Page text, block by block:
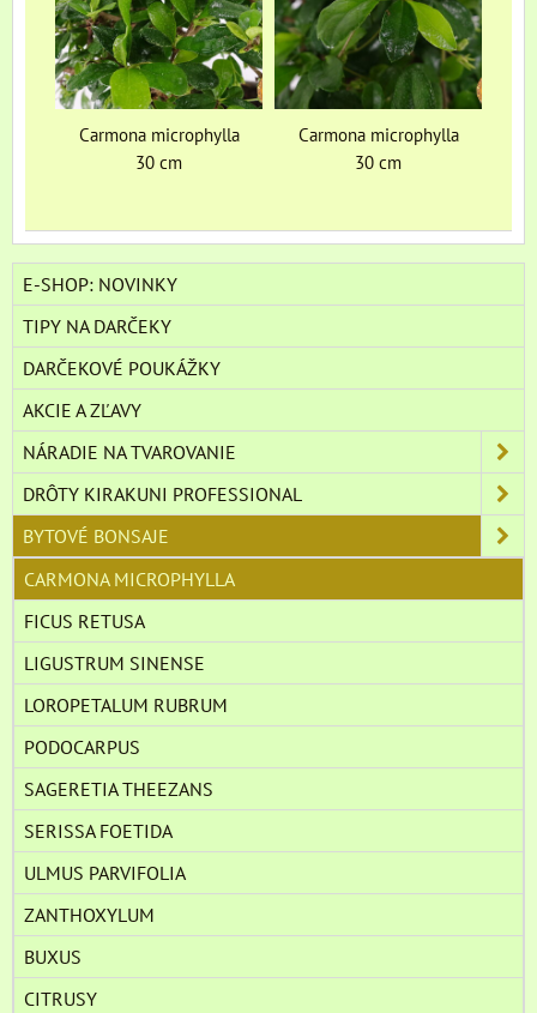
Carmona microphylla
30 cm
Carmona microphylla
30 cm
E-SHOP: NOVINKY
TIPY NA DARČEKY
DARČEKOVÉ POUKÁŽKY
AKCIE A ZĽAVY
NÁRADIE NA TVAROVANIE
DRÔTY KIRAKUNI PROFESSIONAL
BYTOVÉ BONSAJE
CARMONA MICROPHYLLA
FICUS RETUSA
LIGUSTRUM SINENSE
LOROPETALUM RUBRUM
PODOCARPUS
SAGERETIA THEEZANS
SERISSA FOETIDA
ULMUS PARVIFOLIA
ZANTHOXYLUM
BUXUS
CITRUSY